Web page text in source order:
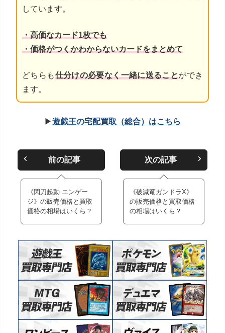
しています。
・高価なカード1枚でも
・価格がつくかわからないカードをまとめて
どちらも仕分けの必要なく一緒に送ることができ
ます。
▶遊戯王の宅配買取（総合）はこちら
前の記事
《閃刀起動 エンゲー
ジ》の販売価格と買取
価格の相場はいくら？
次の記事
《破滅竜ガンドラX》
の販売価格と買取価格
の相場はいくら？